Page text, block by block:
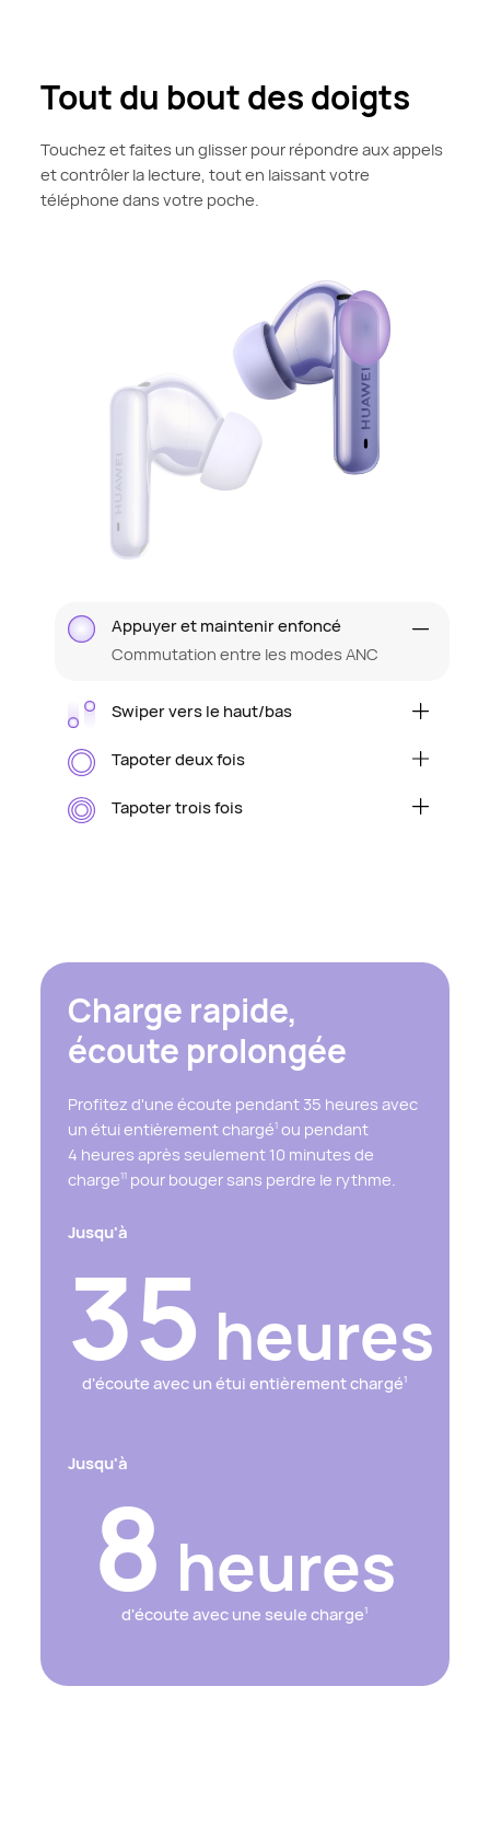
Tout du bout des doigts
Touchez et faites un glisser pour répondre aux appels
et contrôler la lecture, tout en laissant votre
téléphone dans votre poche.
Appuyer et maintenir enfoncé
Commutation entre les modes ANC
Swiper vers le haut/bas
Tapoter deux fois
décrocher/raccrocher
Tapoter trois fois
Charge rapide,
écoute prolongée
Profitez d'une écoute pendant 35 heures avec
un étui entièrement chargé1 ou pendant
4 heures après seulement 10 minutes de
charge11 pour bouger sans perdre le rythme.
Jusqu'à
35 heures
d'écoute avec un étui entièrement chargé1
Jusqu'à
8 heures
d'écoute avec une seule charge1